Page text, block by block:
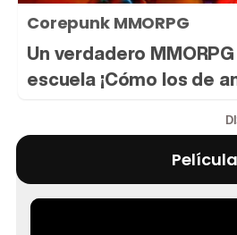
Corepunk MMORPG
Un verdadero
escuela ¡Cómo los de